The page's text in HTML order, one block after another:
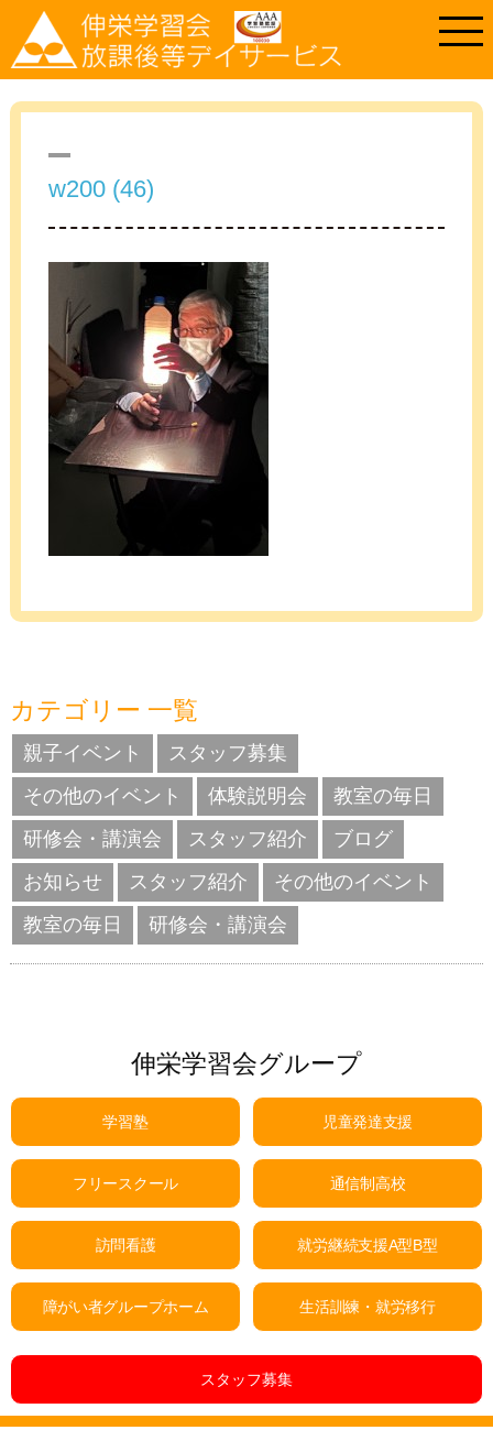
w200 (46)
カテゴリー 一覧
親子イベント
スタッフ募集
その他のイベント
体験説明会
教室の毎日
研修会・講演会
スタッフ紹介
ブログ
お知らせ
スタッフ紹介
その他のイベント
教室の毎日
研修会・講演会
伸栄学習会グループ
学習塾 児童発達支援
フリースクール 通信制高校
訪問看護 就労継続支援A型B型
障がい者グループホーム 生活訓練・就労移行
スタッフ募集